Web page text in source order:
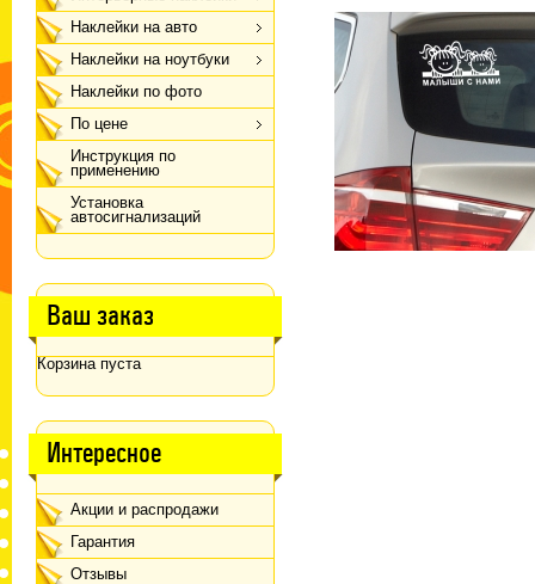
Наклейки на авто
Наклейки на ноутбуки
Наклейки по фото
По цене
Инструкция по
применению
Установка
автосигнализаций
Ваш заказ
Корзина пуста
Интересное
Акции и распродажи
Гарантия
Отзывы